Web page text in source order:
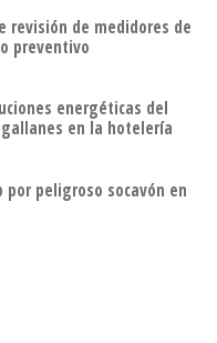
revisión de medidores de
preventivo
energéticas del
en la hotelería
peligroso socavón en